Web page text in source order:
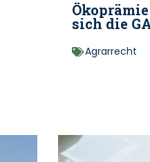
sich die
Agrarrecht